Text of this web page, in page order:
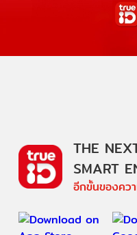
THE
SMART
อีกขั้นของคว